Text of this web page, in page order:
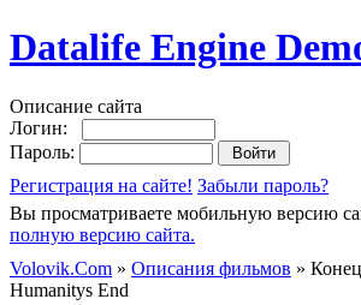
Datalife Engine
Описание сайта
Логин:
Пароль:
Регистрация на сайте! Забыли пароль?
Вы просматриваете мобильную версию
полную версию сайта.
Volovik.Com » Описания фильмов »
Humanitys End